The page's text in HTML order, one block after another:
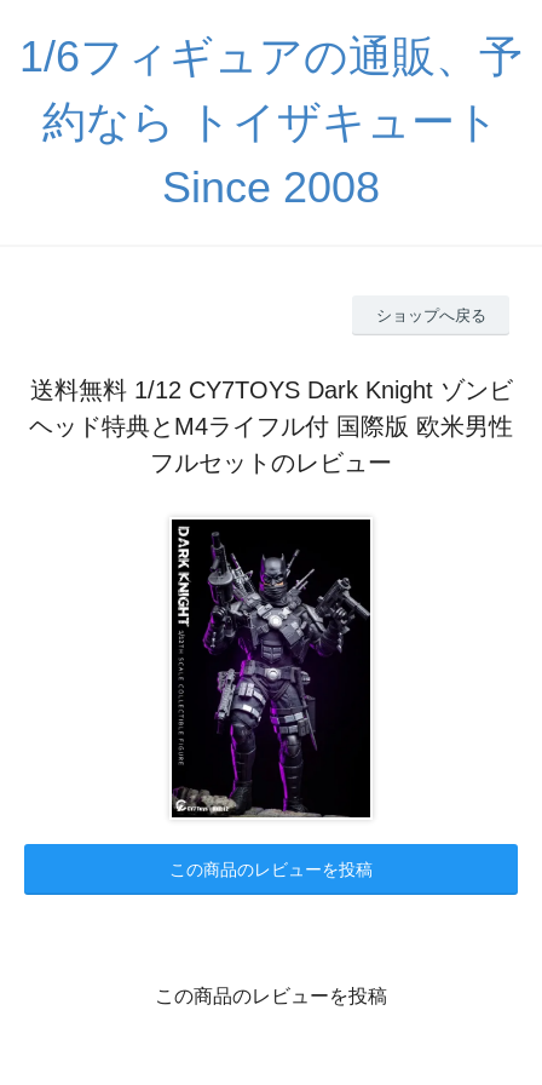
1/6フィギュアの通販、予
約なら トイザキュート
Since 2008
ショップへ戻る
送料無料 1/12 CY7TOYS Dark Knight ゾンビ
ヘッド特典とM4ライフル付 国際版 欧米男性
フルセットのレビュー
この商品のレビューを投稿
この商品のレビューを投稿